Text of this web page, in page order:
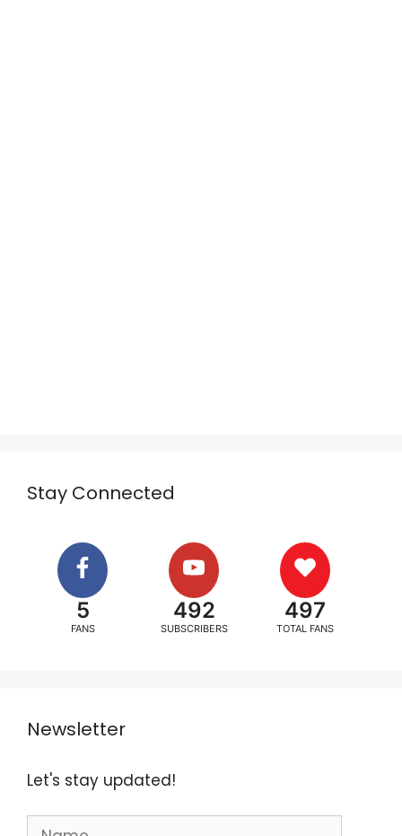
Stay Connected
5
FANS
492
SUBSCRIBERS
497
TOTAL FANS
Newsletter
Let's stay updated!